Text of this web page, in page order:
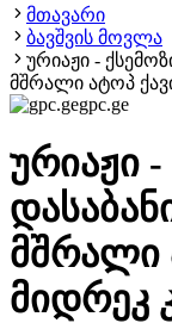
მთავარი
ბავშვის მოვლა
ურიაჟი -
მშრალი ატოპ
gpc.ge
ურიაჟი -
მშრალი
მიდრეკ